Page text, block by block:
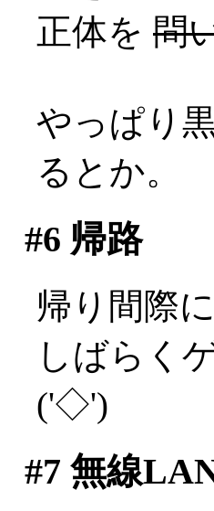
正体を 問
やっぱり
るとか。
#6 帰路
帰り間際
しばらく
('◇')ゞ
#7 無線